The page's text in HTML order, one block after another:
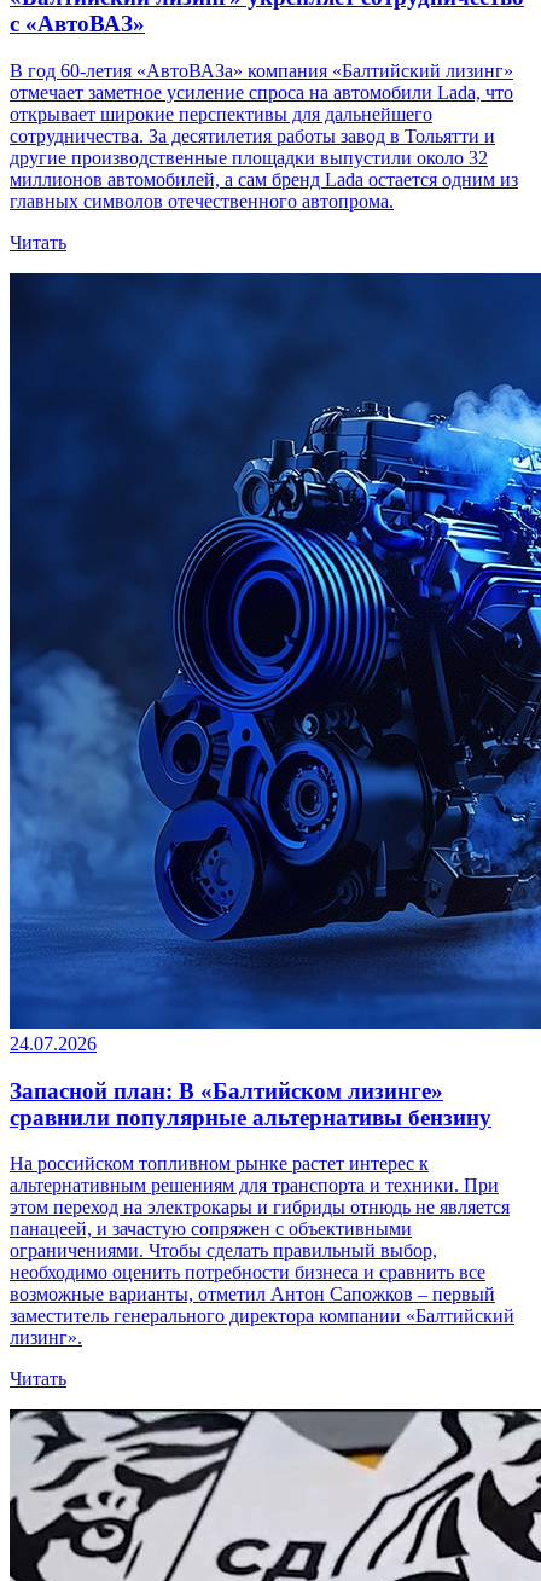
с «АвтоВАЗ»
В год 60-летия «АвтоВАЗа» компания «Балтийский лизинг»
отмечает заметное усиление спроса на автомобили Lada, что
открывает широкие перспективы для дальнейшего
сотрудничества. За десятилетия работы завод в Тольятти и
другие производственные площадки выпустили около 32
миллионов автомобилей, а сам бренд Lada остается одним из
главных символов отечественного автопрома.
Читать
24.07.2026
Запасной план: В «Балтийском лизинге»
сравнили популярные альтернативы бензину
На российском топливном рынке растет интерес к
альтернативным решениям для транспорта и техники. При
этом переход на электрокары и гибриды отнюдь не является
панацеей, и зачастую сопряжен с объективными
ограничениями. Чтобы сделать правильный выбор,
необходимо оценить потребности бизнеса и сравнить все
возможные варианты, отметил Антон Сапожков – первый
заместитель генерального директора компании «Балтийский
лизинг».
Читать